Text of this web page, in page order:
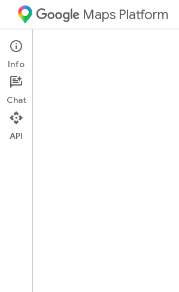
Maps Platform
Documentation
Prezzi
Info
Chat
API